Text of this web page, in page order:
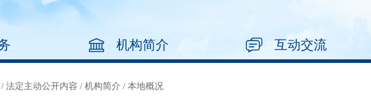
机构简介 互动交流
/ 法定主动公开内容 / 机构简介 / 本地概况